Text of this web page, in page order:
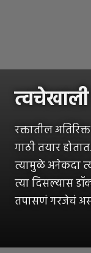
त्वचेखाली
रक्तातील
गाठी तयार
त्यामुळे अनेकदा
त्या दिसल्यास
तपासणं गरजेचं